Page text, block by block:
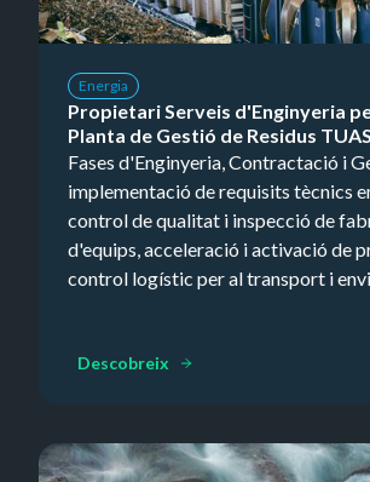
Energia
Propietari Serveis d'Enginyeria
Planta de Gestió de Residus
Fases d'Enginyeria, Contractació i
implementació de requisits tècnics
control de qualitat i inspecció de
d'equips, acceleració i activació de
control logístic per al transport i
Descobreix